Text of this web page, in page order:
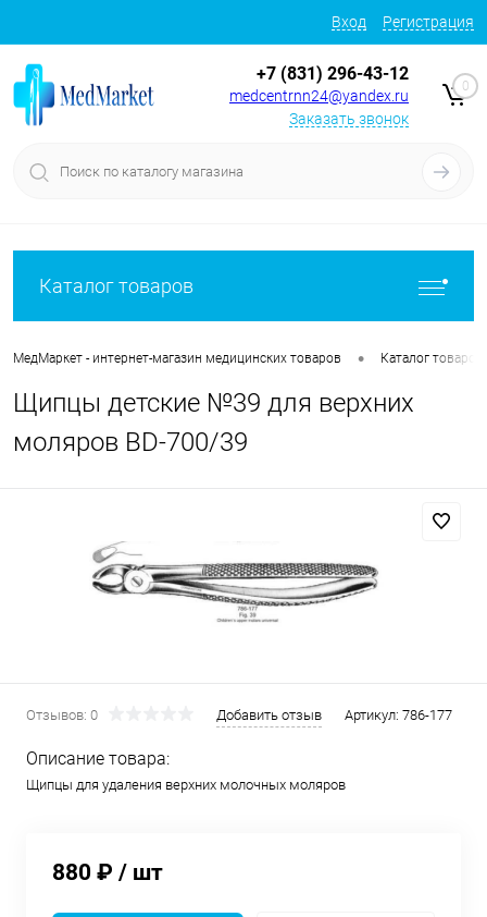
Вход Регистрация
+7 (831) 296-43-12
medcentrnn24@yandex.ru
Заказать звонок
0
Каталог товаров
МедМаркет - интернет-магазин медицинских товаров • Каталог товаров
Щипцы детские №39 для верхних
моляров BD-700/39
Отзывов: 0 Добавить отзыв Артикул: 786-177
Описание товара:
Щипцы для удаления верхних молочных моляров
880 ₽ / шт